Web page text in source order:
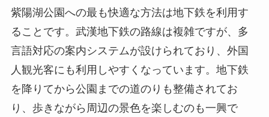
紫陽湖公園への最も快適な方法は地下鉄を利用す
ることです。武漢地下鉄の路線は複雑ですが、多
言語対応の案内システムが設けられており、外国
人観光客にも利用しやすくなっています。地下鉄
を降りてから公園までの道のりも整備されてお
り、歩きながら周辺の景色を楽しむのも一興で